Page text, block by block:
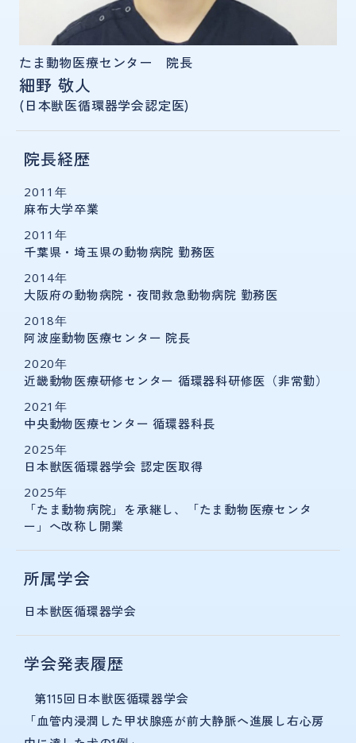
たま動物医療センター 院長
細野 敬人
(日本獣医循環器学会認定医)
院長経歴
2011年
麻布大学卒業
2011年
千葉県・埼玉県の動物病院 勤務医
2014年
大阪府の動物病院・夜間救急動物病院 勤務医
2018年
阿波座動物医療センター 院長
2020年
近畿動物医療研修センター 循環器科研修医（非常勤）
2021年
中央動物医療センター 循環器科長
2025年
日本獣医循環器学会 認定医取得
2025年
「たま動物病院」を承継し、「たま動物医療センタ
ー」へ改称し開業
所属学会
日本獣医循環器学会
学会発表履歴
第115回日本獣医循環器学会
「血管内浸潤した甲状腺癌が前大静脈へ進展し右心房